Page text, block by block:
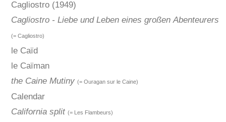
Cagliostro (1949)
Cagliostro - Liebe und Leben eines großen Abenteurers
(= Cagliostro)
le Caïd
le Caïman
the Caine Mutiny (= Ouragan sur le Caine)
Calendar
California split (= Les Flambeurs)